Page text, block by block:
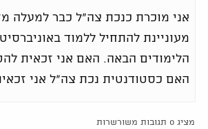
אני מוכרת כנכת צה"ל כבר למעלה
מעוניינת להתחיל ללמוד
הלימודים הבאה. האם אני זכאית
האם כסטודנטית נכת צה"ל אני
מציג 0 תגובות משורשרות